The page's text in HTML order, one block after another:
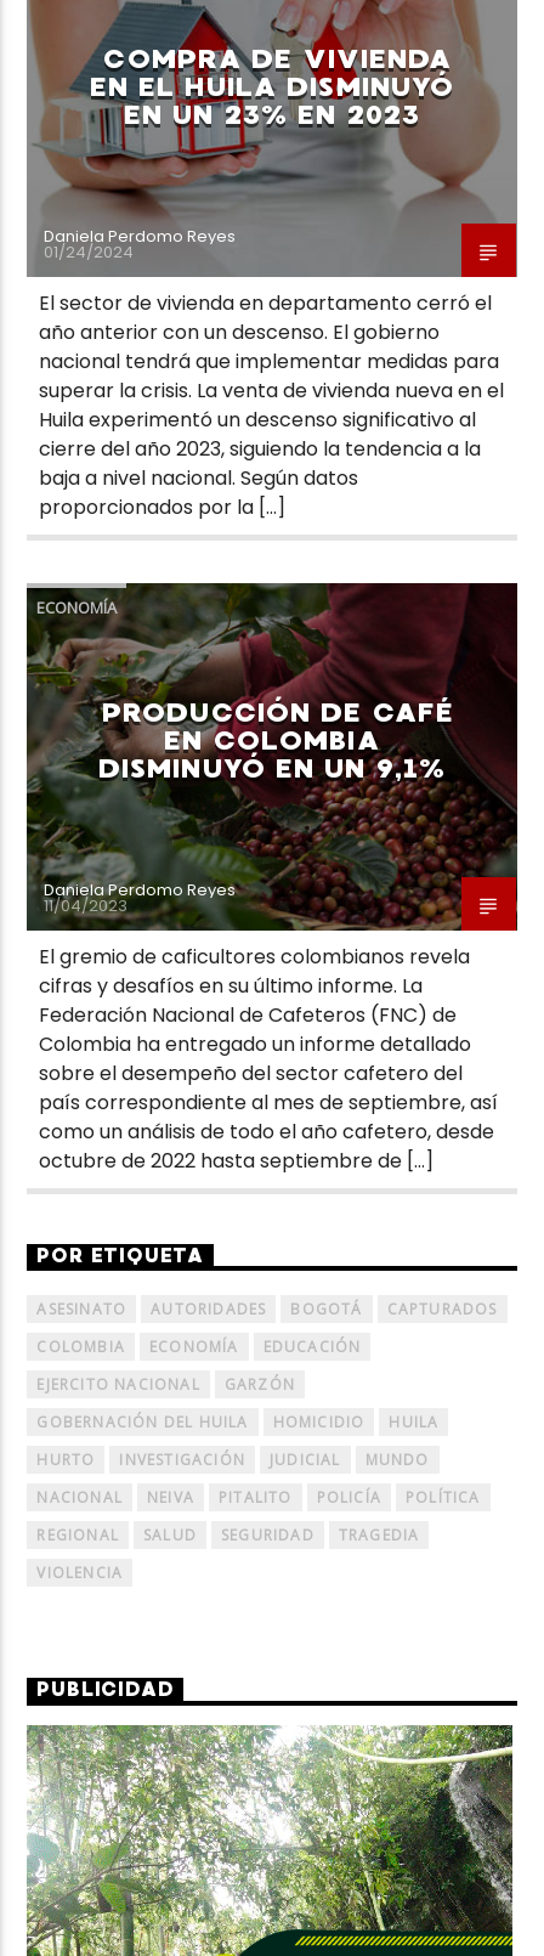
Neiva Estereo
COMPRA DE VIVIENDA
EN EL HUILA DISMINUYÓ
EN UN 23% EN 2023
Daniela Perdomo Reyes
01/24/2024
El sector de vivienda en departamento cerró el
año anterior con un descenso. El gobierno
nacional tendrá que implementar medidas para
superar la crisis. La venta de vivienda nueva en el
Huila experimentó un descenso significativo al
cierre del año 2023, siguiendo la tendencia a la
baja a nivel nacional. Según datos
proporcionados por la […]
ECONOMÍA
PRODUCCIÓN DE CAFÉ
EN COLOMBIA
DISMINUYÓ EN UN 9,1%
Daniela Perdomo Reyes
11/04/2023
El gremio de caficultores colombianos revela
cifras y desafíos en su último informe. La
Federación Nacional de Cafeteros (FNC) de
Colombia ha entregado un informe detallado
sobre el desempeño del sector cafetero del
país correspondiente al mes de septiembre, así
como un análisis de todo el año cafetero, desde
octubre de 2022 hasta septiembre de […]
POR ETIQUETA
ASESINATO AUTORIDADES BOGOTÁ
CAPTURADOS
COLOMBIA
ECONOMÍA
EDUCACIÓN
EJERCITO NACIONAL
GARZÓN
GOBERNACIÓN DEL HUILA
HOMICIDIO
HUILA
HURTO
INVESTIGACIÓN JUDICIAL
MUNDO
NACIONAL
NEIVA PITALITO POLICÍA
POLÍTICA
REGIONAL
SALUD SEGURIDAD
TRAGEDIA
VIOLENCIA
PUBLICIDAD